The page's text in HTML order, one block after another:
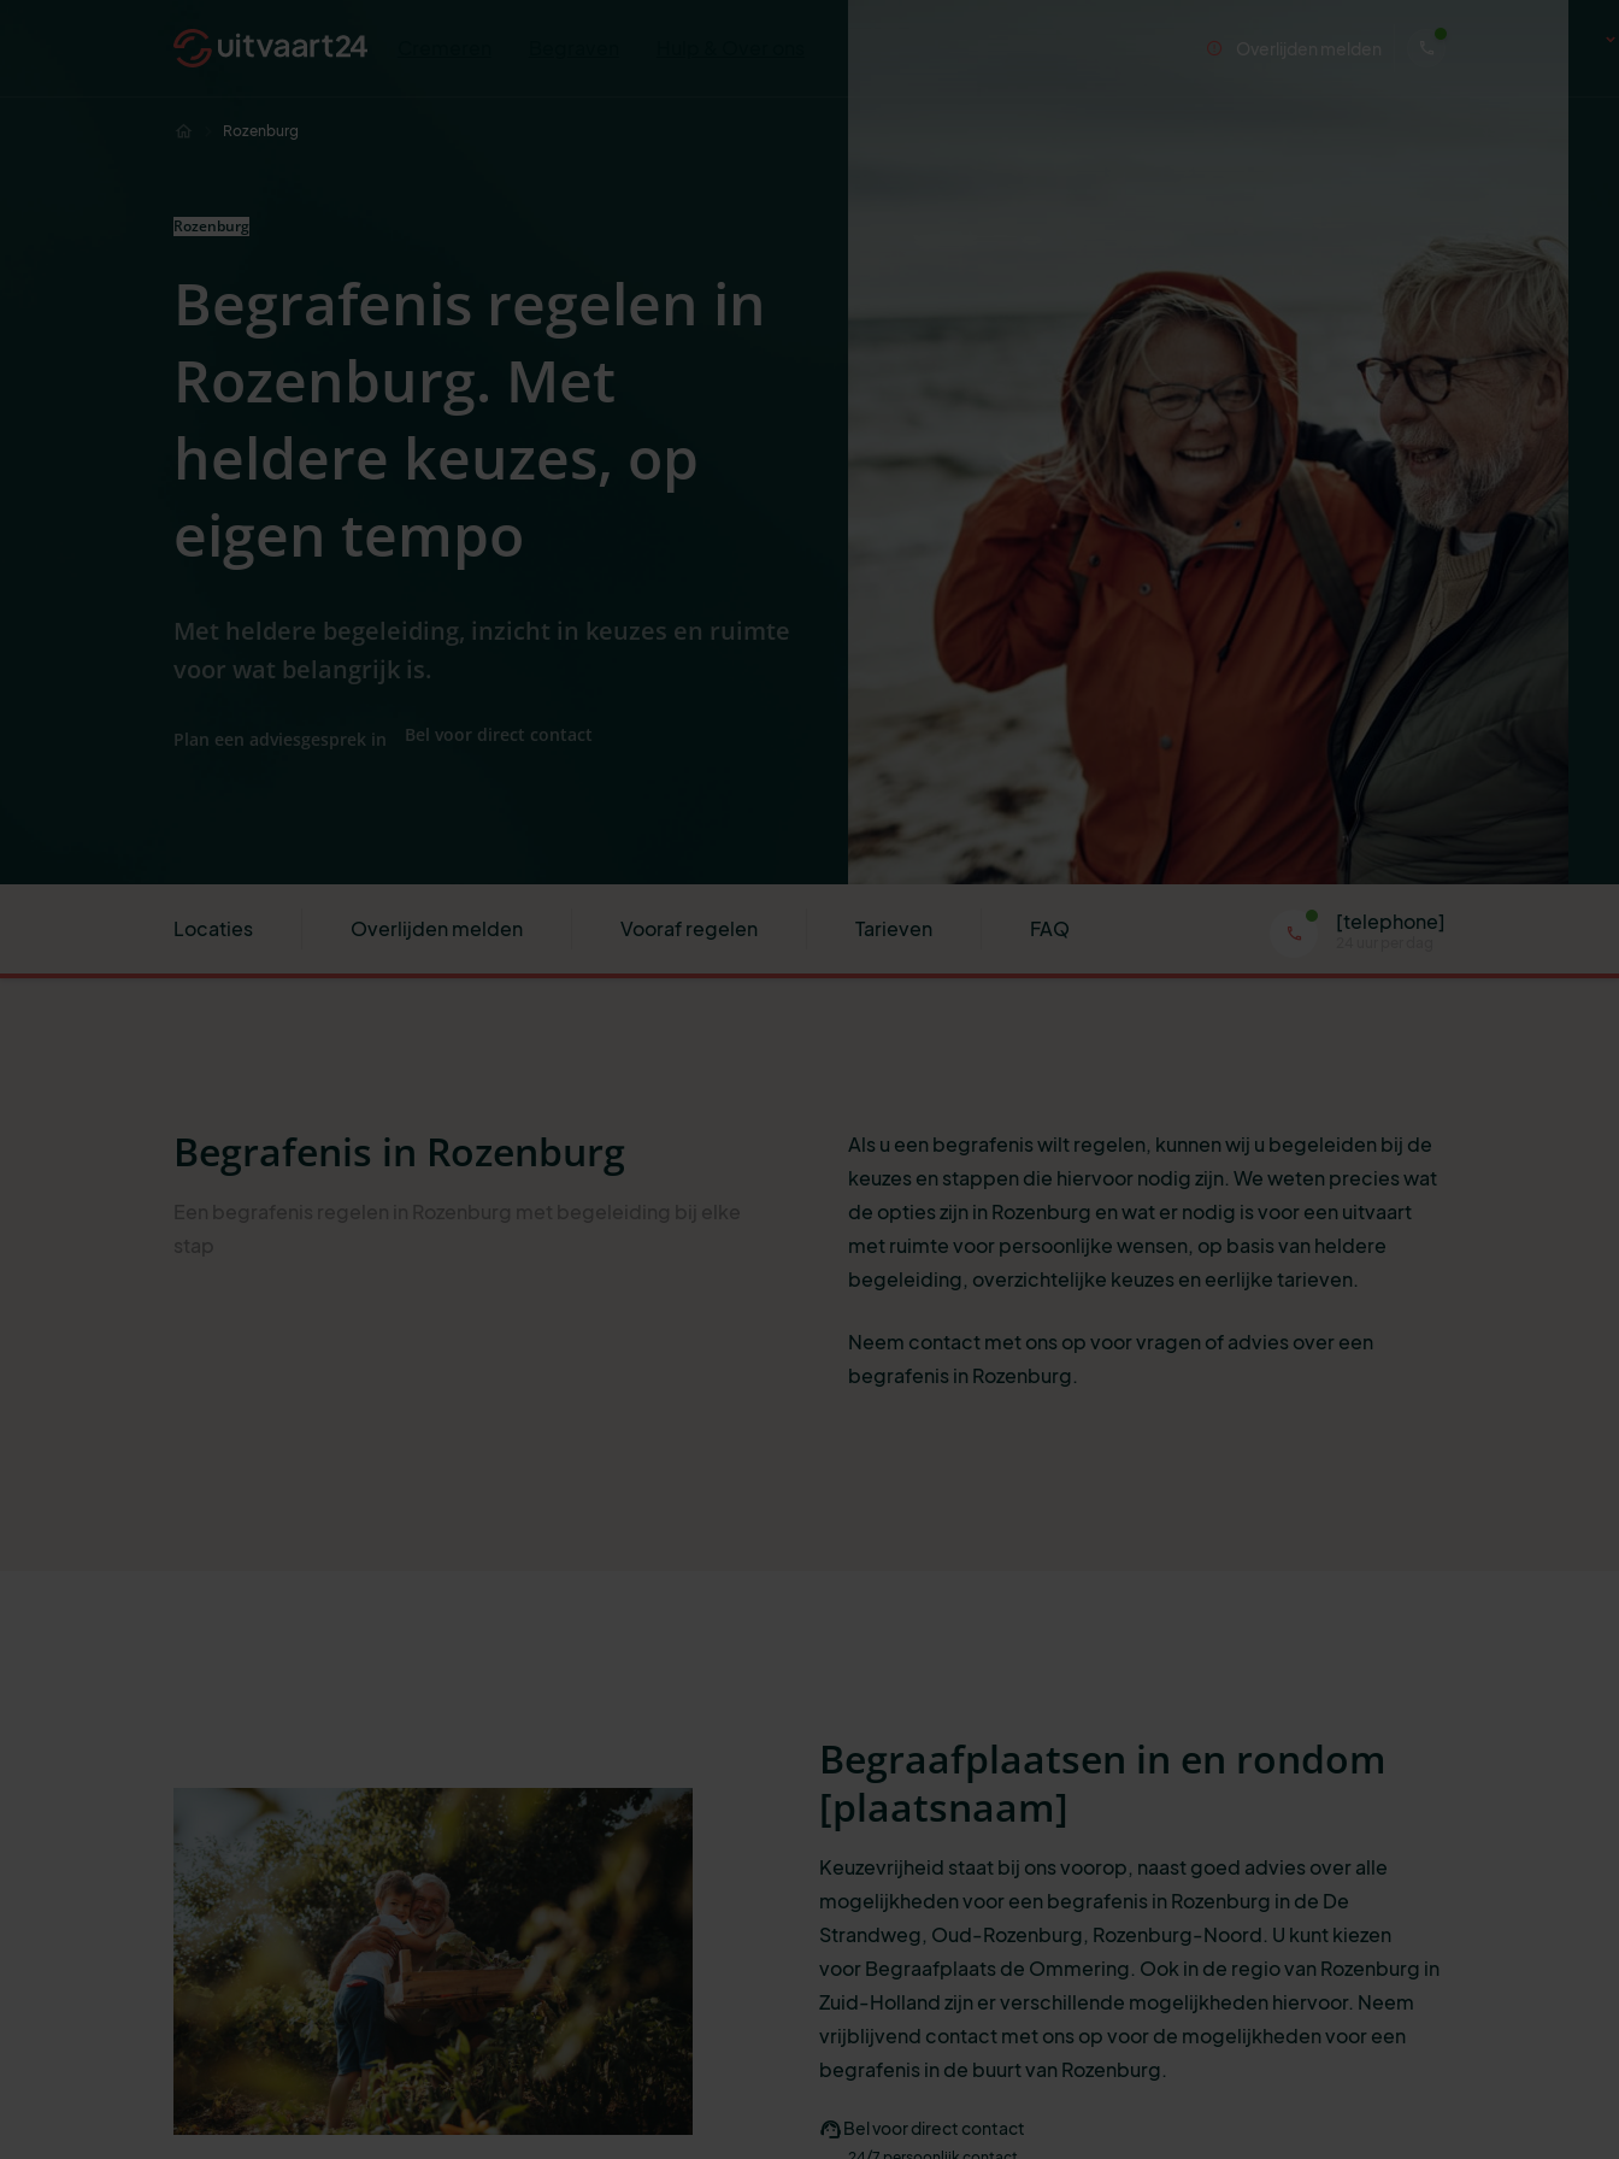
Rozenburg
Rozenburg
Begrafenis regelen in
Rozenburg. Met
heldere keuzes, op
eigen tempo
Met heldere begeleiding, inzicht in keuzes en ruimte
voor wat belangrijk is.
Plan een adviesgesprek in Bel voor direct contact
Locaties Overlijden melden Vooraf regelen Tarieven FAQ [telephone]
Begrafenis in Rozenburg
Als u een begrafenis wilt regelen, kunnen wij u begeleiden bij de
keuzes en stappen die hiervoor nodig zijn. We weten precies wat
de opties zijn in Rozenburg en wat er nodig is voor een uitvaart
met ruimte voor persoonlijke wensen, op basis van heldere
begeleiding, overzichtelijke keuzes en eerlijke tarieven.
Neem contact met ons op voor vragen of advies over een
begrafenis in Rozenburg.
Begraafplaatsen in en rondom
[plaatsnaam]
Keuzevrijheid staat bij ons voorop, naast goed advies over alle
mogelijkhedenvoor een begrafenis in Rozenburg in de De
Strandweg, Oud-Rozenburg, Rozenburg-Noord. U kunt kiezen
voorBegraafplaats de Ommering. Ook in de regio van Rozenburg in
Zuid-Holland zijn er verschillende mogelijkheden hiervoor. Neem
vrijblijvend contact met ons op voor de mogelijkheden voor een
begrafenis in de buurt van Rozenburg.
Bel voor direct contact